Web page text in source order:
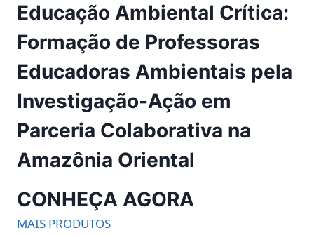
Educação Ambiental Crítica:
Formação de Professoras
Educadoras Ambientais pela
Investigação-Ação em
Parceria Colaborativa na
Amazônia Oriental
CONHEÇA AGORA
MAIS PRODUTOS